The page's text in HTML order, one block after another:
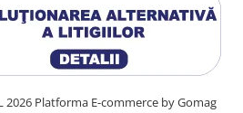
2026 Platforma E-commerce by Gomag